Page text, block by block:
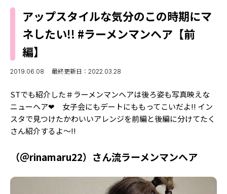
モデルの購入品
おでかけ
お悩み相談
MODELS
MODEL'S BLOG
TikTok
Instagram
YouTube
FORTUNE
ゲッターズ飯田
MISS SEVENTEEN
ミスセブンティーンニュース
MAGAZINE
バックナンバー
INFORMATION
アップスタイルな気分のこの時期にマ
ネしたい!! #ラーメンマンヘア【前
編】
2019.06.08 最終更新日：2022.03.28
STでも紹介した＃ラーメンマンヘアは後ろ姿も写真映えな
ニューヘア❤︎ 女子会にもデートにももってこいだよ!! イン
スタで見つけたかわいいアレンジを前編と後編に分けてたく
さん紹介するよ〜!!
（＠rinamaru22）さん流ラーメンマンヘア